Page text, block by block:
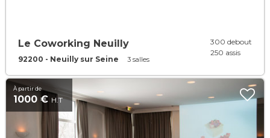
Le Coworking Neuilly
92200 - Neuilly sur Seine 3 salles
300 debout
250 assis
À partir de
1000 € H.T